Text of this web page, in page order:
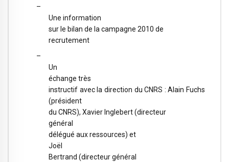
–
Une information
sur le bilan de la campagne 2010 de
recrutement
–
Un
échange très
instructif avec la direction du CNRS : Alain Fuchs
(président
du CNRS), Xavier Inglebert (directeur
général
délégué aux ressources) et
Joël
Bertrand (directeur général